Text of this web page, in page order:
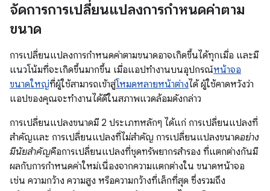
จัดการการเปลี่ยนแปลงการกำหนดค่าตาม
ขนาด
การเปลี่ยนแปลงการกำหนดค่าตามขนาดอาจเกิดขึ้นได้ทุกเมื่อ และมี
แนวโน้มที่จะเกิดขึ้นมากขึ้น เมื่อแอปทำงานบนอุปกรณ์หน้าจอ
ขนาดใหญ่ที่ผู้ใช้สามารถเข้าสู่โหมดหลายหน้าต่างได้ ผู้ใช้คาดหวังว่า
แอปของคุณจะทำงานได้ดีในสภาพแวดล้อมดังกล่าว
การเปลี่ยนแปลงขนาดมี 2 ประเภทหลักๆ ได้แก่ การเปลี่ยนแปลงที่
สำคัญและ การเปลี่ยนแปลงที่ไม่สำคัญ การเปลี่ยนแปลงขนาดอย่าง
มีนัยสำคัญคือการเปลี่ยนแปลงที่ชุดทรัพยากรสำรอง ที่แตกต่างกันมี
ผลกับการกำหนดค่าใหม่เนื่องจากความแตกต่างใน ขนาดหน้าจอ
เช่น ความกว้าง ความสูง หรือความกว้างที่เล็กที่สุด ซึ่งรวมถึง